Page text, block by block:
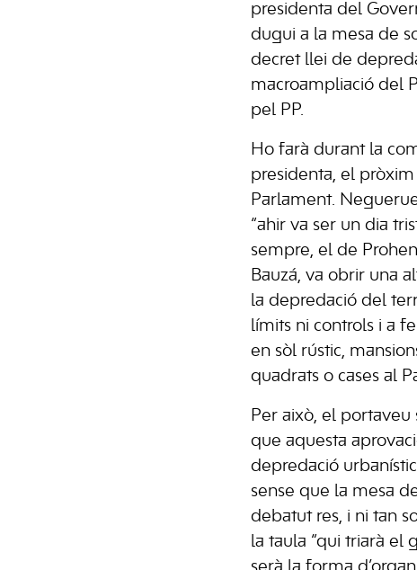
presidenta del
dugui a la mesa de
decret llei de
macroampliació del
pel PP.
Ho farà durant la
presidenta, el
Parlament.
“ahir va ser un dia
sempre, el de
Bauzá, va obrir una
la depredació del
límits ni controls i a
en sòl rústic,
quadrats o cases al
Per això, el portaveu
que aquesta
depredació
sense que la mesa
debatut res, i ni tan
la taula “qui triarà el